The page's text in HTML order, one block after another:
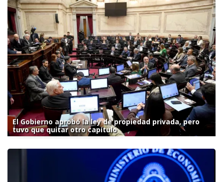
El Gobierno aprobó la ley de propiedad privada, pero
tuvo que quitar otro capítulo